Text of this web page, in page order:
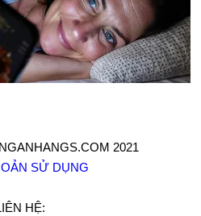
2021
SỬ DỤNG
HỆ: